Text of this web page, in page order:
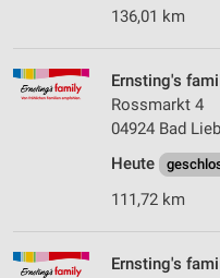
136,01 km
Ernsting's
Rossmarkt 4
04924 Bad
Heute
111,72 km
Ernsting's